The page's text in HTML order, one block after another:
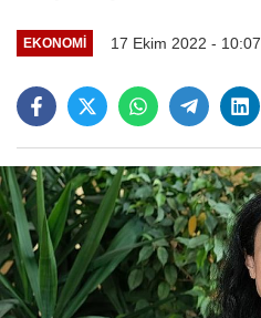
EKONOMİ 17 Ekim 2022 - 10:07